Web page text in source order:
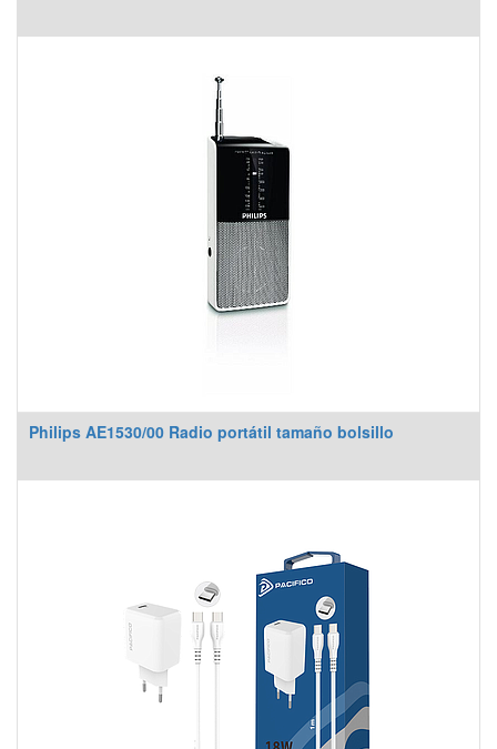
Philips AE1530/00 Radio portátil tamaño bolsillo